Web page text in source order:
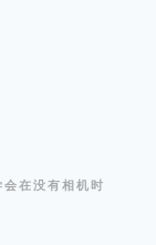
在没有相机时